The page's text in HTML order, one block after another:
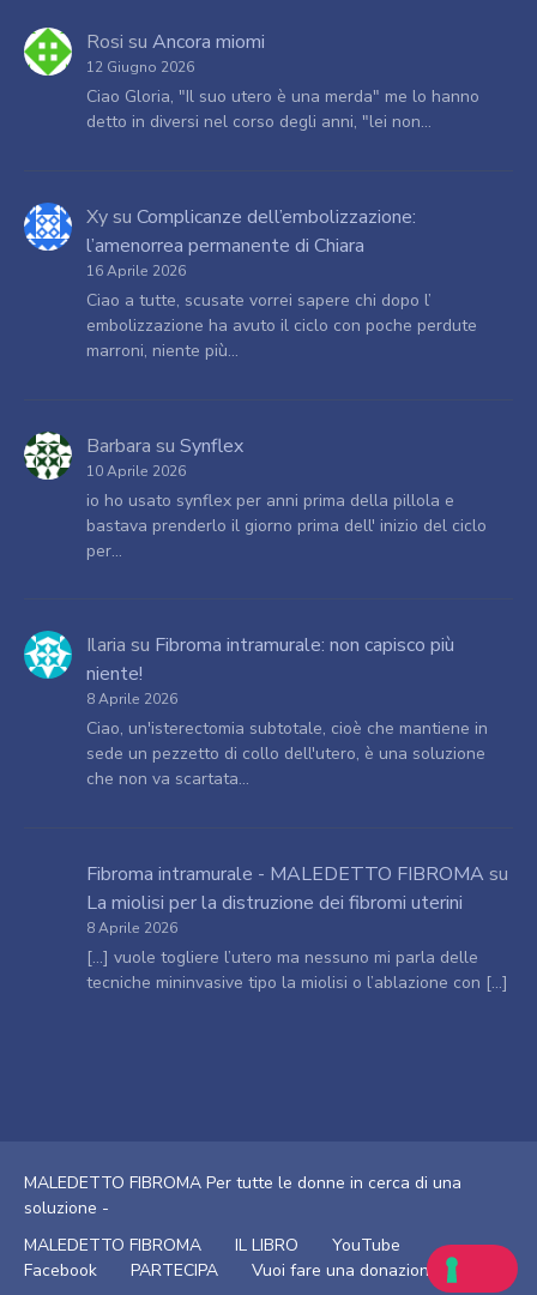
Rosi su Ancora miomi
12 Giugno 2026
Ciao Gloria, "Il suo utero è una merda" me lo hanno
detto in diversi nel corso degli anni, "lei non…
Xysu Complicanze dell’embolizzazione:
l’amenorrea permanente di Chiara
16 Aprile 2026
Ciao a tutte, scusate vorrei sapere chi dopo l’
embolizzazione ha avuto il ciclo con poche perdute
marroni, niente più…
Barbara su Synflex
10 Aprile 2026
io ho usato synflex per anni prima della pillola e
bastava prenderlo il giorno prima dell' inizio del ciclo
per…
Ilaria su Fibroma intramurale: non capisco più
niente!
8 Aprile 2026
Ciao, un'isterectomia subtotale, cioè che mantiene in
sede un pezzetto di collo dell'utero, è una soluzione
che non va scartata…
Fibroma intramurale - MALEDETTO FIBROMA su
La miolisi per la distruzione dei fibromi uterini
8 Aprile 2026
[…] vuole togliere l’utero ma nessuno mi parla delle
tecniche mininvasive tipo la miolisi o l’ablazione con […]
MALEDETTO FIBROMA Per tutte le donne in cerca di una
soluzione -
MALEDETTO FIBROMA
IL LIBRO
YouTube
Facebook
PARTECIPA Vuoi fare una donazione?